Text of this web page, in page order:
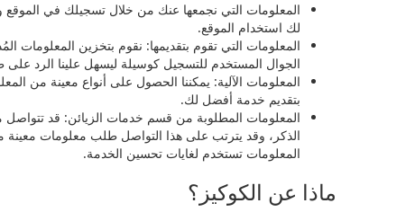
المعلومات التي نجمعها عنك من خلال تسجيلك في
لك استخدام الموقع.
المعلومات التي تقوم بتقديمها: نقوم بتخزين المعلومات
الجوال المستخدم للتسجيل كوسيلة ليسهل علينا الرد
المعلومات الآلية: يمكننا الحصول على أنواع معينة من
بتقديم خدمة أفضل لك.
المعلومات المطلوبة من قسم خدمات الزيائن: قد
الذكر، وقد يترتب على هذا التواصل طلب معلومات
المعلومات تستخدم لغايات تحسين الخدمة.
ماذا عن الكوكيز؟